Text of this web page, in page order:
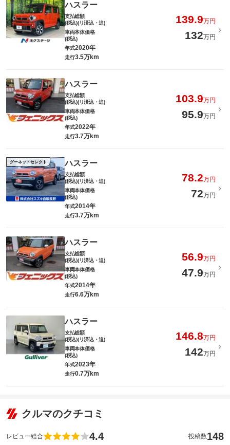
ハスラー
支払総額
(税込)(リ済込・追)
139.9万円
車両本体価格
(税込)
132万円
年式2020年
走行3.5万km
ハスラー
支払総額
(税込)(リ済込・追)
103.9万円
車両本体価格
(税込)
95.9万円
年式2022年
走行3.7万km
グーネットセレクト ハスラー
支払総額
(税込)(リ済込・追)
78.2万円
車両本体価格
(税込)
72万円
年式2014年
走行3.7万km
ハスラー
支払総額
(税込)(リ済込・追)
56.9万円
車両本体価格
(税込)
47.9万円
年式2014年
走行6.6万km
ハスラー
支払総額
(税込)(リ済込・追)
146.8万円
車両本体価格
(税込)
142万円
年式2023年
走行0.7万km
クルマのクチコミ
レビュー総合 4.4 投稿数148